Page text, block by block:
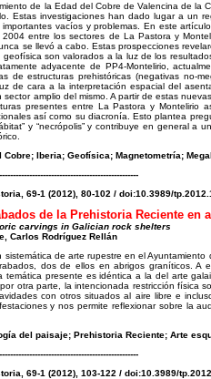
de la Edad del Cobre de Valencina de la
Estas investigaciones han dado lugar a un
vacíos y problemas. En este
entre los sectores de La Pastora y
se llevó a cabo. Estas prospecciones
son valorados a la luz de los
adyacente de PP4-Montelirio,
de estructuras prehistóricas (negativas no-
de cara a la interpretación espacial del
sector amplio del mismo. A partir de estas
presentes entre La Pastora y Montelirio
así como su diacronía. Esto plantea
y “necrópolis” y contribuye en general a
Cobre; Iberia; Geofísica; Magnetometría;
69-1 (2012), 80-102 / doi:10.3989/
de la Prehistoria Reciente en
carvings in Galician rock shelters
Carlos Rodríguez Rellán
sistemática de arte rupestre en el
dos de ellos en abrigos graníticos. A
temática presente es idéntica a la del arte
otra parte, la intencionada restricción física
con otros situados al aire libre e
y nos permite reflexionar sobre la
del paisaje; Prehistoria Reciente; Arte
69-1 (2012), 103-122 / doi:10.3989/